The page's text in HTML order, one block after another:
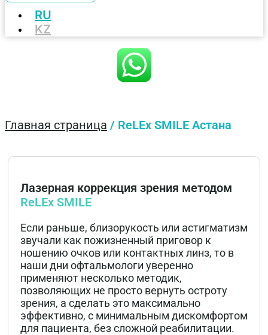
RU
KZ
Главная страница / ReLEx SMILE Астана
Лазерная коррекция зрения методом
ReLEx SMILE
Если раньше, близорукость или астигматизм
звучали как пожизненный приговор к
ношению очков или контактных линз, то в
наши дни офтальмологи уверенно
применяют несколько методик,
позволяющих не просто вернуть остроту
зрения, а сделать это максимально
эффективно, с минимальным дискомфортом
для пациента, без сложной реабилитации.